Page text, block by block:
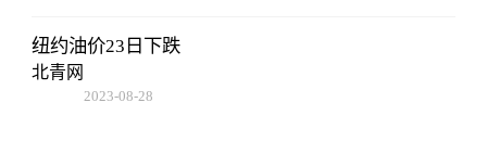
纽约油价23日下跌
北青网
2023-08-28